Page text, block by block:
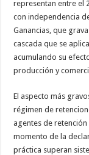
representan entre el
con independencia
Ganancias, que
cascada que se
acumulando su
producción y
El aspecto más
régimen de
agentes de
momento de la
práctica superan